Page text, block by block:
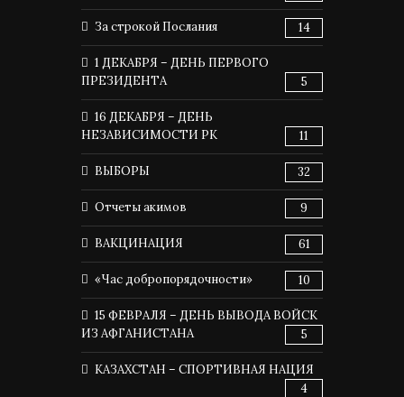
За строкой Послания 14
1 ДЕКАБРЯ – ДЕНЬ ПЕРВОГО
ПРЕЗИДЕНТА
5
16 ДЕКАБРЯ – ДЕНЬ
НЕЗАВИСИМОСТИ РК
11
ВЫБОРЫ 32
Отчеты акимов 9
ВАКЦИНАЦИЯ 61
«Час добропорядочности» 10
15 ФЕВРАЛЯ – ДЕНЬ ВЫВОДА ВОЙСК
ИЗ АФГАНИСТАНА
5
КАЗАХСТАН – СПОРТИВНАЯ НАЦИЯ
4